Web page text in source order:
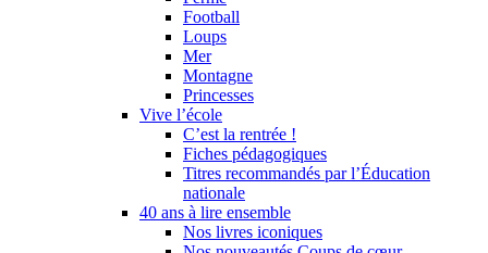
Football
Loups
Mer
Montagne
Princesses
Vive l’école
C’est la rentrée !
Fiches pédagogiques
Titres recommandés par l’Éducation
nationale
40 ans à lire ensemble
Nos livres iconiques